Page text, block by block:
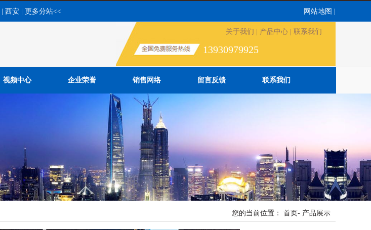
西安 更多分站<< 网站地图
关于我们 产品中心 联系我们
13930979925
视频中心 企业荣誉 销售网络 留言反馈 联系我们
您的当前位置： 首页- 产品展示